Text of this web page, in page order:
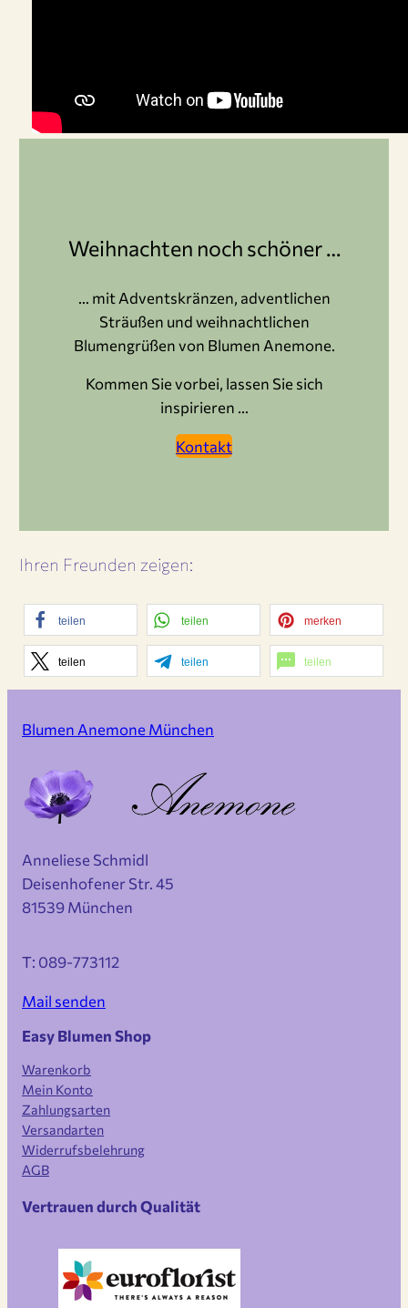
Weihnachten noch schöner …
… mit Adventskränzen, adventlichen
Sträußen und weihnachtlichen
Blumengrüßen von Blumen Anemone.
Kommen Sie vorbei, lassen Sie sich
inspirieren …
Kontakt
Ihren Freunden zeigen:
teilen teilen merken
teilen teilen teilen
Blumen Anemone München
Anneliese Schmidl
Deisenhofener Str. 45
81539 München
T: 089-773112
Mail senden
Easy Blumen Shop
Warenkorb
Mein Konto
Zahlungsarten
Versandarten
Widerrufsbelehrung
AGB
Vertrauen durch Qualität